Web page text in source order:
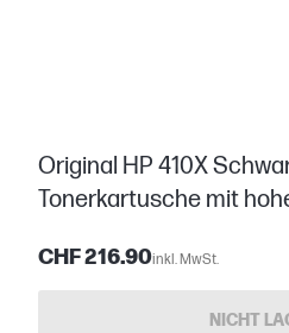
Original HP 410X
Tonerkartusche mit
CHF 216.90inkl. MwSt.
NICHT